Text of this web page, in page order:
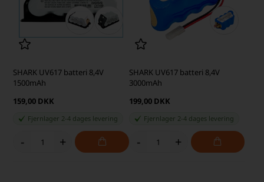
SHARK UV617 batteri 8,4V
1500mAh
159,00 DKK
Fjernlager 2-4 dages levering
- +
SHARK UV617 batteri 8,4V
3000mAh
199,00 DKK
Fjernlager 2-4 dages levering
- +